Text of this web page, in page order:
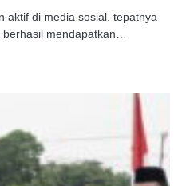
aktif di media sosial, tepatnya
berhasil mendapatkan…